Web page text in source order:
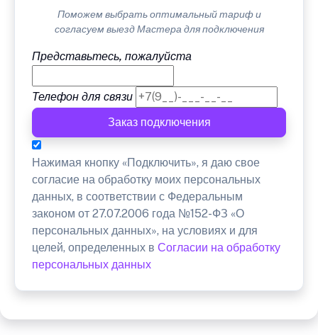
Поможем выбрать оптимальный тариф и
согласуем выезд Мастера для подключения
Представьтесь, пожалуйста
Телефон для связи
Заказ подключения
Нажимая кнопку «Подключить», я даю свое
согласие на обработку моих персональных
данных, в соответствии с Федеральным
законом от 27.07.2006 года №152-ФЗ «О
персональных данных», на условиях и для
целей, определенных в Согласии на обработку
персональных данных